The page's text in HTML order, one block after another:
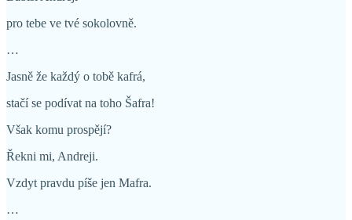
pro tebe ve tvé sokolovně.
…
Jasně že každý o tobě kafrá,
stačí se podívat na toho Šafra!
Však komu prospějí?
Řekni mi, Andreji.
Vzdyt pravdu píše jen Mafra.
…